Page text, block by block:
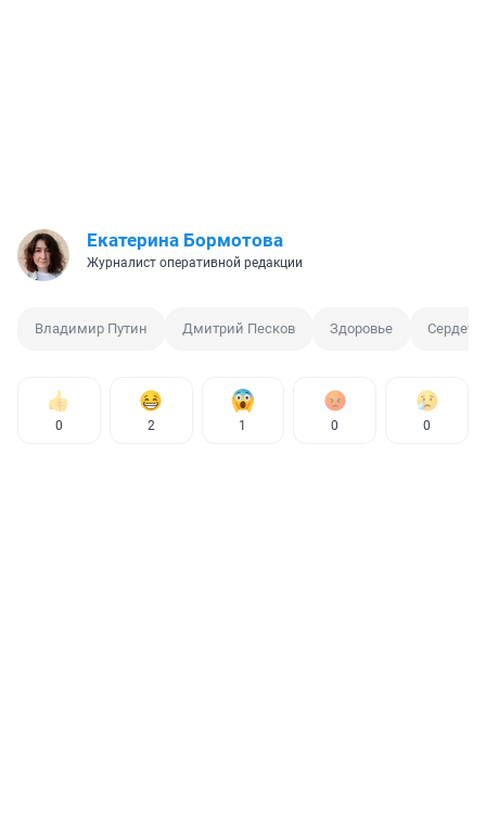
Екатерина Бормотова
Журналист оперативной редакции
Владимир Путин Дмитрий Песков Здоровье
0 2 1 0 0